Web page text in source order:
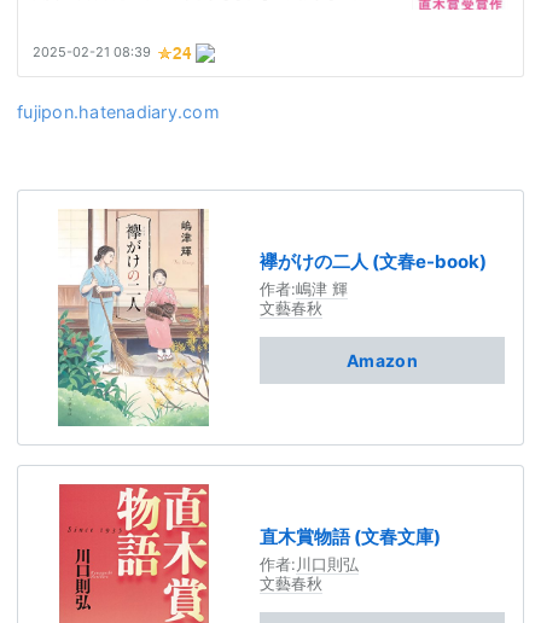
fujipon.hatenadiary.com
襷がけの二人 (文春e-book)
作者:嶋津 輝
文藝春秋
Amazon
直木賞物語 (文春文庫)
作者:川口則弘
文藝春秋